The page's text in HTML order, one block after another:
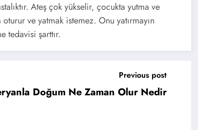
Ateş çok yükselir, çocukta yutma ve
ve yatmak istemez. Onu yatırmayın
tedavisi şarttır.
Previous post
Doğum Ne Zaman Olur Nedir